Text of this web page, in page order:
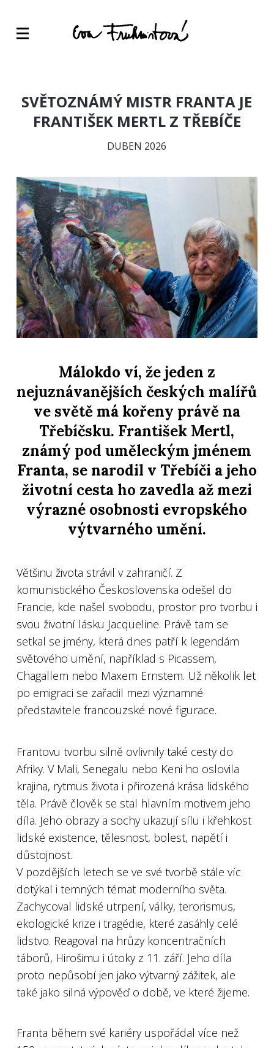
SVĚTOZNÁMÝ MISTR FRANTA JE
FRANTIŠEK MERTL Z TŘEBÍČE
DUBEN 2026
Málokdo ví, že jeden z
nejuznávanějších českých malířů
ve světě má kořeny právě na
Třebíčsku. František Mertl,
známý pod uměleckým jménem
Franta, se narodil v Třebíči a jeho
životní cesta ho zavedla až mezi
výrazné osobnosti evropského
výtvarného umění.
Většinu života strávil v zahraničí. Z
komunistického Československa odešel do
Francie, kde našel svobodu, prostor pro tvorbu i
svou životní lásku Jacqueline. Právě tam se
setkal se jmény, která dnes patří k legendám
světového umění, například s Picassem,
Chagallem nebo Maxem Ernstem. Už několik let
po emigraci se zařadil mezi významné
představitele francouzské nové figurace.
Frantovu tvorbu silně ovlivnily také cesty do
Afriky. V Mali, Senegalu nebo Keni ho oslovila
krajina, rytmus života i přirozená krása lidského
těla. Právě člověk se stal hlavním motivem jeho
díla. Jeho obrazy a sochy ukazují sílu i křehkost
lidské existence, tělesnost, bolest, napětí i
důstojnost.
V pozdějších letech se ve své tvorbě stále víc
dotýkal i temných témat moderního světa.
Zachycoval lidské utrpení, války, terorismus,
ekologické krize i tragédie, které zasáhly celé
lidstvo. Reagoval na hrůzy koncentračních
táborů, Hirošimu i útoky z 11. září. Jeho díla
proto nepůsobí jen jako výtvarný zážitek, ale
také jako silná výpověď o době, ve které žijeme.
Franta během své kariéry uspořádal více než